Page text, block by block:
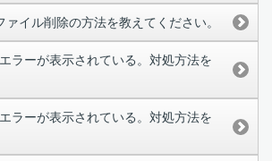
イル削除の方法を教えてください。
ラーが表示されている。対処方法を
ラーが表示されている。対処方法を